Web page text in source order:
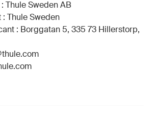
Thule Sweden AB
Thule Sweden
: Borggatan 5, 335 73 Hillerstorp,